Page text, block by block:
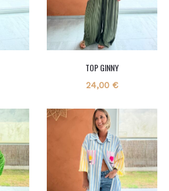
TOP GINNY
24,00 €